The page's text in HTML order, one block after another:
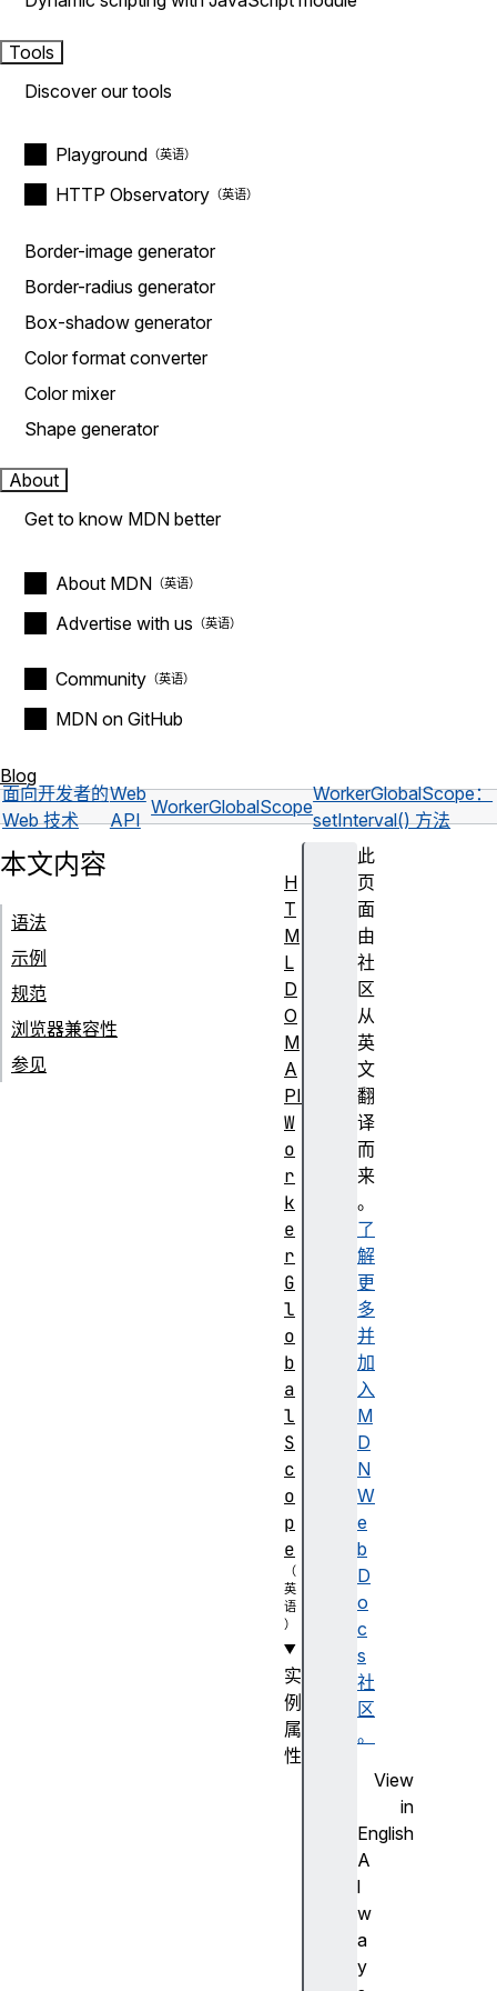
Tools
Discover our tools
Playground
HTTP Observatory
Border-image generator
Border-radius generator
Box-shadow generator
Color format converter
Color mixer
Shape generator
About
Get to know MDN better
About MDN
Advertise with us
Community
MDN on GitHub
Blog
面向开发者的
Web 技术
Web
API
WorkerGlobalScope
WorkerGlobalScope：
setInterval() 方法
此
页
面
由
社
区
从
英
文
翻
译
而
来
。
了
解
更
多
并
加
入
M
D
N
W
e
b
D
o
c
s
社
区
。
View
in
English
A
l
w
a
y
本文内容
语法
示例
规范
浏览器兼容性
参见
H
T
M
L
D
O
M
A
PI
W
o
r
k
e
r
G
l
o
b
a
l
S
c
o
p
e
实
例
属
性